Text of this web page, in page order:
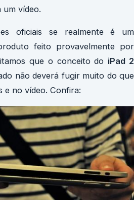
vídeo.
oficiais se realmente é um
feito provavelmente por
que o conceito do iPad 2
não deverá fugir muito do que
e no vídeo. Confira: